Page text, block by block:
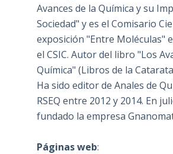
Avances de la Química y su
Sociedad" y es el Comisario
exposición "Entre Moléculas"
el CSIC. Autor del libro "Los
Química" (Libros de la
Ha sido editor de Anales de
RSEQ entre 2012 y 2014. En
fundado la empresa
Páginas web: